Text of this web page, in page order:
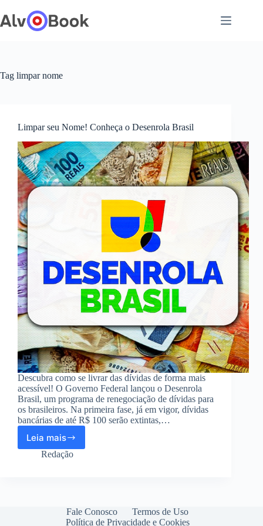
para
o
Tag limpar nome
Limpar seu Nome! Conheça o Desenrola Brasil
Descubra como se livrar das dívidas de forma mais
acessível! O Governo Federal lançou o Desenrola
Brasil, um programa de renegociação de dívidas para
os brasileiros. Na primeira fase, já em vigor, dívidas
bancárias de até R$ 100 serão extintas,…
Leia mais
Limpar
seu
Brasil
Redação
Fale Conosco
Termos de Uso
Política de Privacidade e Cookies